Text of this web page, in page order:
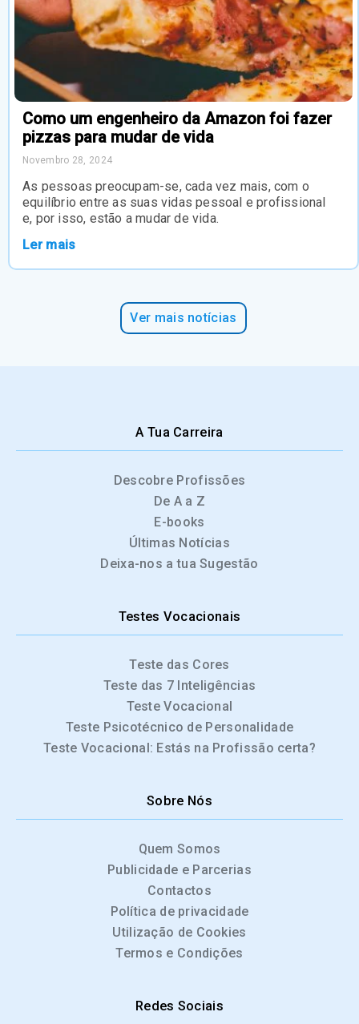
Como um engenheiro da Amazon foi fazer
pizzas para mudar de vida
Novembro 28, 2024
As pessoas preocupam-se, cada vez mais, com o
equilíbrio entre as suas vidas pessoal e profissional
e, por isso, estão a mudar de vida.
Ler mais
Ver mais notícias
A Tua Carreira
Descobre Profissões
De A a Z
E-books
Últimas Notícias
Deixa-nos a tua Sugestão
Testes Vocacionais
Teste das Cores
Teste das 7 Inteligências
Teste Vocacional
Teste Psicotécnico de Personalidade
Teste Vocacional: Estás na Profissão certa?
Sobre Nós
Quem Somos
Publicidade e Parcerias
Contactos
Política de privacidade
Utilização de Cookies
Termos e Condições
Redes Sociais